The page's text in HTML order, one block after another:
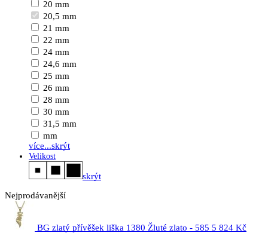
20 mm
20,5 mm
21 mm
22 mm
24 mm
24,6 mm
25 mm
26 mm
28 mm
30 mm
31,5 mm
mm
více...skrýt
Velikost
skrýt
Nejprodávanější
BG zlatý přívěšek liška 1380 Žluté zlato - 585 5 824 Kč